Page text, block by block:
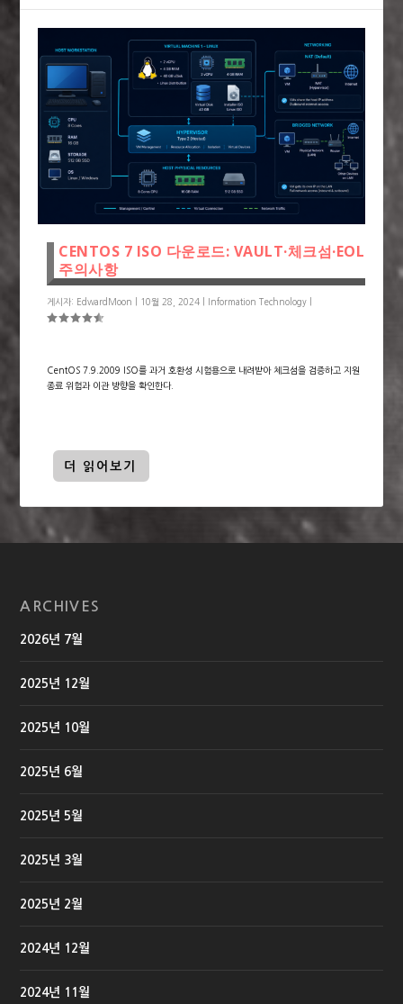
CENTOS 7 ISO 다운로드: VAULT·체크섬·EOL
주의사항
게시자: EdwardMoon 10월 28, 2024 Information Technology
CentOS 7.9.2009 ISO를 과거 호환성 시험용으로 내려받아 체크섬을 검증하고 지원
종료 위험과 이관 방향을 확인한다.
더 읽어보기
ARCHIVES
2026년 7월
2025년 12월
2025년 10월
2025년 6월
2025년 5월
2025년 3월
2025년 2월
2024년 12월
2024년 11월